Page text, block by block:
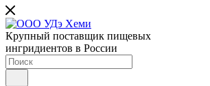
Крупный поставщик пищевых
ингридиентов в России